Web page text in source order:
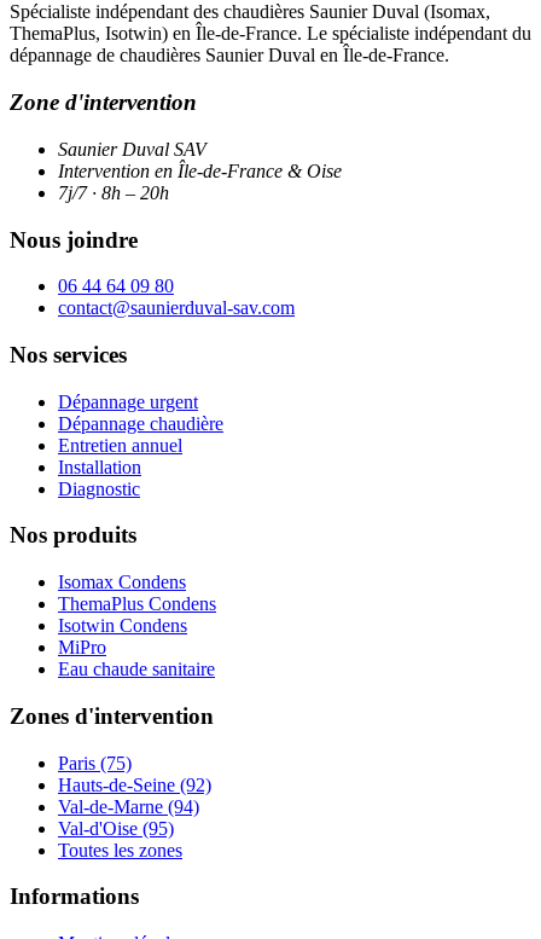
Spécialiste indépendant des chaudières Saunier Duval (Isomax,
ThemaPlus, Isotwin) en Île-de-France. Le spécialiste indépendant du
dépannage de chaudières Saunier Duval en Île-de-France.
Zone d'intervention
Saunier Duval SAV
Intervention en Île-de-France & Oise
7j/7 · 8h – 20h
Nous joindre
06 44 64 09 80
contact@saunierduval-sav.com
Nos services
Dépannage urgent
Dépannage chaudière
Entretien annuel
Installation
Diagnostic
Nos produits
Isomax Condens
ThemaPlus Condens
Isotwin Condens
MiPro
Eau chaude sanitaire
Zones d'intervention
Paris (75)
Hauts-de-Seine (92)
Val-de-Marne (94)
Val-d'Oise (95)
Toutes les zones
Informations